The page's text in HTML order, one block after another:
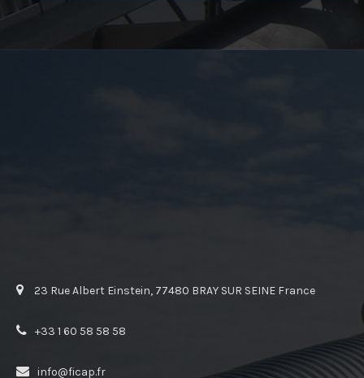
23 Rue Albert Einstein, 77480 BRAY SUR SEINE France
+33 1 60 58 58 58
info@ficap.fr